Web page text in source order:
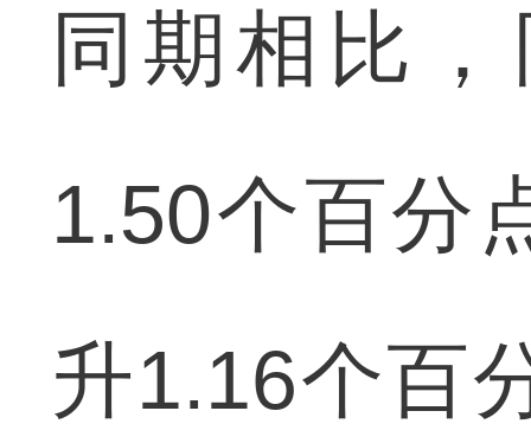
同期相比
1.50个百分
升1.16个百